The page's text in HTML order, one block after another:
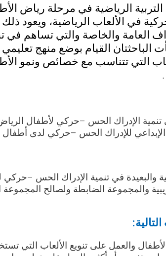
الرياضية في مرحلة رياض
في الألعاب الرياضية، ويعود
العامة والخاصة والتي تساهم في
القيام بوضع منهج تعليمي
تنمية الإدراك الحس –حركي لأطفال
الإبداعي للإدراك الحس –حركي لدى
والبعيدة في تنمية الإدراك الحس
والمجموعة الضابطة ولصالح المجموعة
والعمل على تنويع الألعاب التي